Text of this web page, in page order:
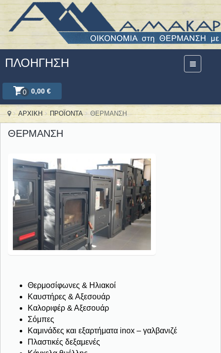
ΠΛΟΉΓΗΣΗ
0 0,00 €
ΑΡΧΙΚΗ ΠΡΟΪΟΝΤΑ ΘΕΡΜΑΝΣΗ
ΘΕΡΜΑΝΣΗ
Θερμοσίφωνες & Ηλιακοί
Καυστήρες & Αξεσουάρ
Καλοριφέρ & Αξεσουάρ
Σόμπες
Καμινάδες και εξαρτήματα inox – γαλβανιζέ
Πλαστικές δεξαμενές